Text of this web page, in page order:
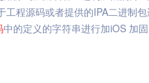
工程源码或者提供的IPA二进制
中的定义的字符串进行加iOS 加